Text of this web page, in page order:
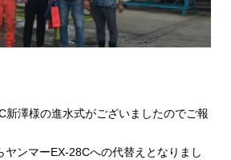
新澤様の進水式がございましたのでご報
ヤンマーEX-28Cへの代替えとなりまし